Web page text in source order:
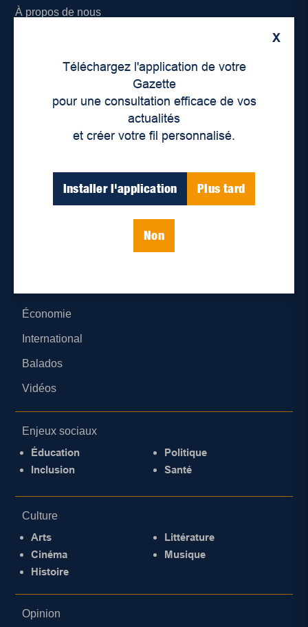
X
Téléchargez l'application de votre
Gazette
pour une consultation efficace de vos
actualités
et créer votre fil personnalisé.
Installer l'application Plus tard
Non
À propos de nous
Lieux de distribution
Économie
International
Balados
Vidéos
Enjeux sociaux
Éducation
Inclusion
Politique
Santé
Culture
Arts
Cinéma
Histoire
Littérature
Musique
Opinion